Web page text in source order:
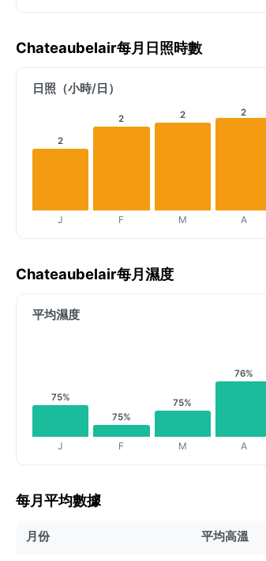
Chateaubelair每月日照時數
日照（小時/日）
2
J
2
F
2
M
2
A
Chateaubelair每月濕度
平均濕度
75%
J
75%
F
75%
M
76%
A
每月平均數據
月份 平均高溫